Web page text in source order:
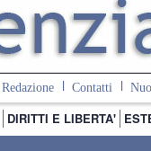
Redazione Contatti
DIRITTI E LIBERTA'